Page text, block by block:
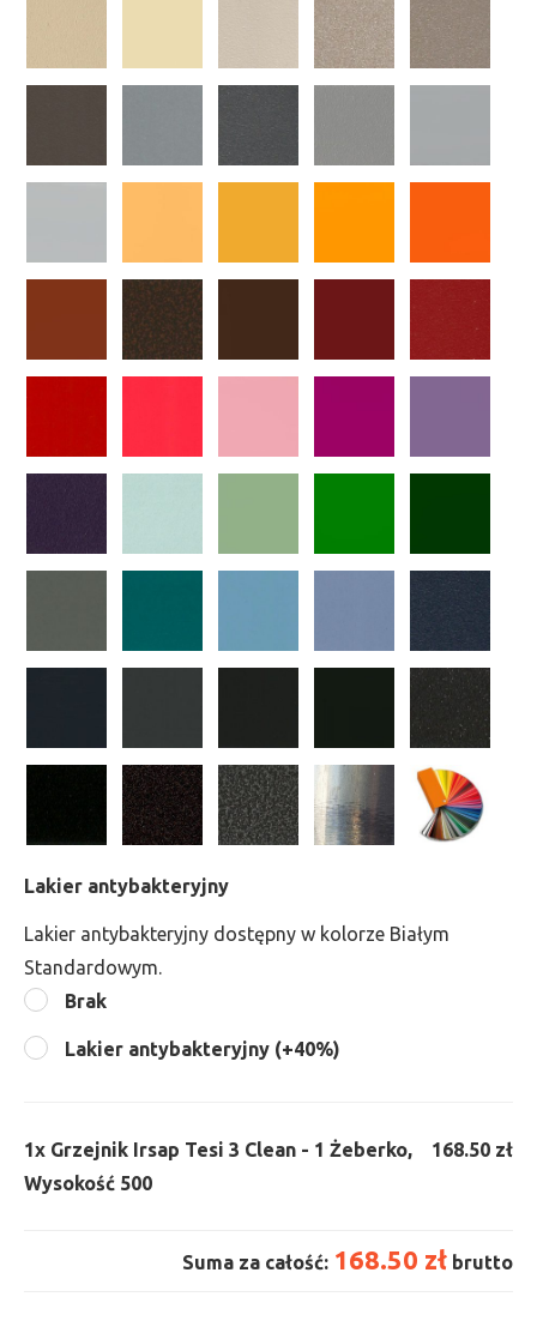
Lakier antybakteryjny
Lakier antybakteryjny dostępny w kolorze Białym
Standardowym.
Brak
Lakier antybakteryjny (+40%)
1x Grzejnik Irsap Tesi 3 Clean - 1 Żeberko,
Wysokość 500
168.50 zł
Suma za całość: 168.50 zł brutto